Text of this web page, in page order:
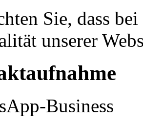
Sie, dass
unserer
Business